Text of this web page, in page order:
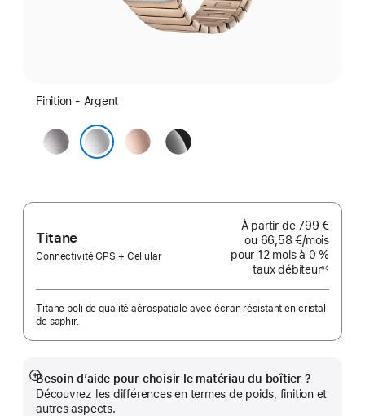
Finition - Argent
Gris
sidéral
Or
rose
Noir
de
Titane
Connectivité GPS + Cellular
À partir de799 €
ou 66,58 €/mois
pour 12 mois à 0 %
taux débiteur
page
◊◊
Titane poli de qualité aérospatiale avec écran résistant en cristal
de saphir.
Besoin d’aide pour choisir le matériau du boîtier ?
Découvrez les différences en termes de poids, finition et
autres aspects.
Afficher
plus